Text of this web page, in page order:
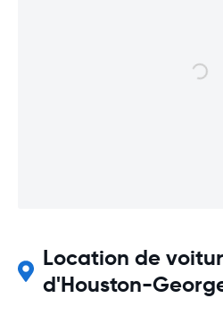
Location de
d'Houston-